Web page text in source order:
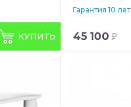
КУПИТЬ
Гарантия 10 лет
45 100